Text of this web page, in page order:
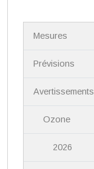
Mesures
Prévisions
Avertissements
Ozone
2026